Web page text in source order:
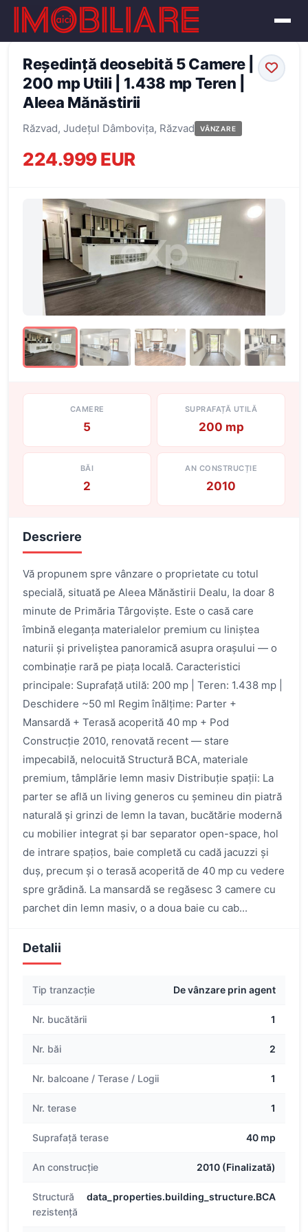
← Înapoi la oferte
Reședință deosebită 5 Camere |
200 mp Utili | 1.438 mp Teren |
Aleea Mănăstirii
Răzvad, Județul Dâmbovița, Răzvad VÂNZARE
224.999 EUR
CAMERE
5
SUPRAFAȚĂ UTILĂ
200 mp
BĂI
2
AN CONSTRUCȚIE
2010
Descriere
Vă propunem spre vânzare o proprietate cu totul
specială, situată pe Aleea Mănăstirii Dealu, la doar 8
minute de Primăria Târgoviște. Este o casă care
îmbină eleganța materialelor premium cu liniștea
naturii și priveliștea panoramică asupra orașului — o
combinație rară pe piața locală. Caracteristici
principale: Suprafață utilă: 200 mp | Teren: 1.438 mp |
Deschidere ~50 ml Regim înălțime: Parter +
Mansardă + Terasă acoperită 40 mp + Pod
Construcție 2010, renovată recent — stare
impecabilă, nelocuită Structură BCA, materiale
premium, tâmplărie lemn masiv Distribuție spații: La
parter se află un living generos cu șemineu din piatră
naturală și grinzi de lemn la tavan, bucătărie modernă
cu mobilier integrat și bar separator open-space, hol
de intrare spațios, baie completă cu cadă jacuzzi și
duș, precum și o terasă acoperită de 40 mp cu vedere
spre grădină. La mansardă se regăsesc 3 camere cu
parchet din lemn masiv, o a doua baie cu cab...
Detalii
Tip tranzacție De vânzare prin agent
Nr. bucătării 1
Nr. băi 2
Nr. balcoane / Terase / Logii 1
Nr. terase 1
Suprafață terase 40 mp
An construcție 2010 (Finalizată)
Structură
rezistență
data_properties.building_structure.BCA